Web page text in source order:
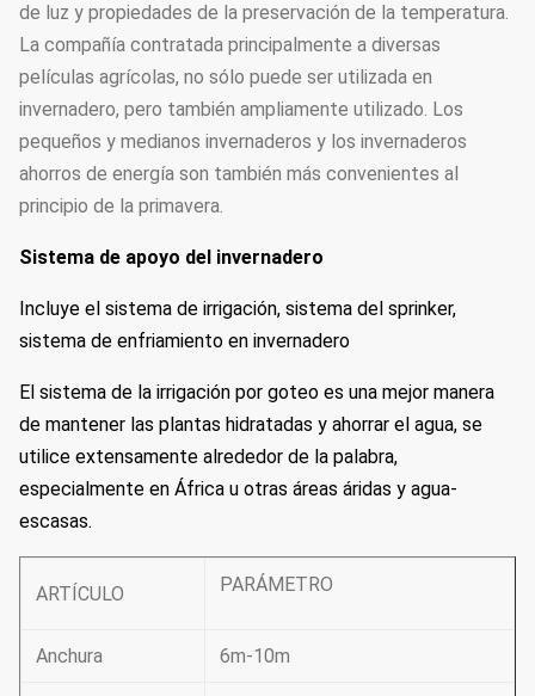
de luz y propiedades de la preservación de la temperatura.
La compañía contratada principalmente a diversas
películas agrícolas, no sólo puede ser utilizada en
invernadero, pero también ampliamente utilizado. Los
pequeños y medianos invernaderos y los invernaderos
ahorros de energía son también más convenientes al
principio de la primavera.
Sistema de apoyo del invernadero
Incluye el sistema de irrigación, sistema del sprinker,
sistema de enfriamiento en invernadero
El sistema de la irrigación por goteo es una mejor manera
de mantener las plantas hidratadas y ahorrar el agua, se
utilice extensamente alrededor de la palabra,
especialmente en África u otras áreas áridas y agua-
escasas.
ARTÍCULO PARÁMETRO
Anchura 6m-10m